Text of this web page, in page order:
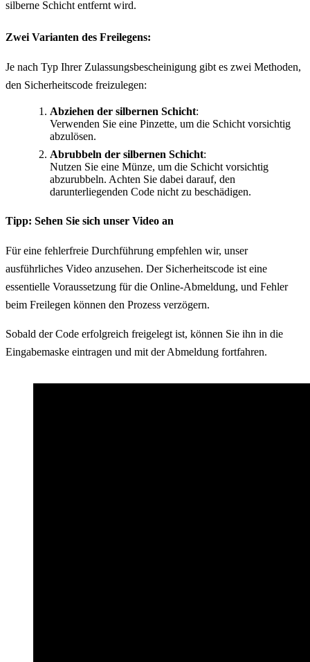
silberne Schicht entfernt wird.
Zwei Varianten des Freilegens:
Je nach Typ Ihrer Zulassungsbescheinigung gibt es zwei Methoden,
den Sicherheitscode freizulegen:
Abziehen der silbernen Schicht:
Verwenden Sie eine Pinzette, um die Schicht vorsichtig
abzulösen.
Abrubbeln der silbernen Schicht:
Nutzen Sie eine Münze, um die Schicht vorsichtig
abzurubbeln. Achten Sie dabei darauf, den
darunterliegenden Code nicht zu beschädigen.
Tipp: Sehen Sie sich unser Video an
Für eine fehlerfreie Durchführung empfehlen wir, unser
ausführliches Video anzusehen. Der Sicherheitscode ist eine
essentielle Voraussetzung für die Online-Abmeldung, und Fehler
beim Freilegen können den Prozess verzögern.
Sobald der Code erfolgreich freigelegt ist, können Sie ihn in die
Eingabemaske eintragen und mit der Abmeldung fortfahren.